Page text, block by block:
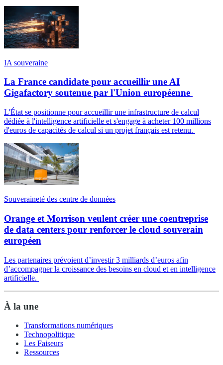
IA souveraine
La France candidate pour accueillir une AI
Gigafactory soutenue par l'Union européenne
L'État se positionne pour accueillir une infrastructure de calcul
dédiée à l'intelligence artificielle et s'engage à acheter 100 millions
d'euros de capacités de calcul si un projet français est retenu.
Souveraineté des centre de données
Orange et Morrison veulent créer une coentreprise
de data centers pour renforcer le cloud souverain
européen
Les partenaires prévoient d’investir 3 milliards d’euros afin
d’accompagner la croissance des besoins en cloud et en intelligence
artificielle.
À la une
Transformations numériques
Technopolitique
Les Faiseurs
Ressources